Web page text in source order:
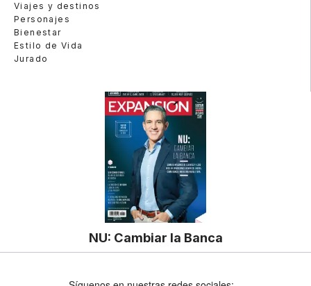
Viajes y destinos
Personajes
Bienestar
Estilo de Vida
Jurado
NU: Cambiar la Banca